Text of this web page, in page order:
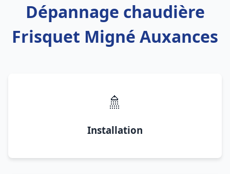
Dépannage chaudière
Frisquet Migné Auxances
🚿
Installation